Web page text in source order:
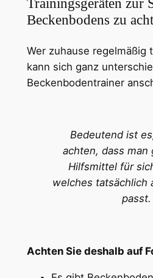
Trainingsgeräten zur
Beckenbodens zu
Wer zuhause regelmäßig
kann sich ganz
Beckenbodentrainer
Bedeutend ist
achten, dass man
Hilfsmittel für
welches tatsächlich
passt.
Achten Sie deshalb auf